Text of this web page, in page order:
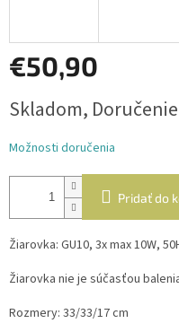
€50,90
cena:
Skladom,
Možnosti doručenia
Pridať do
Žiarovka: GU10, 3x max 10W,
Žiarovka nie je súčasťou
Rozmery: 33/33/17 cm